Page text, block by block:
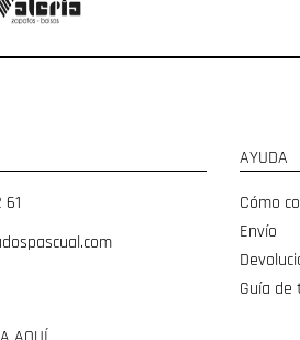
AYUDA
Cómo
Envío
Guía de